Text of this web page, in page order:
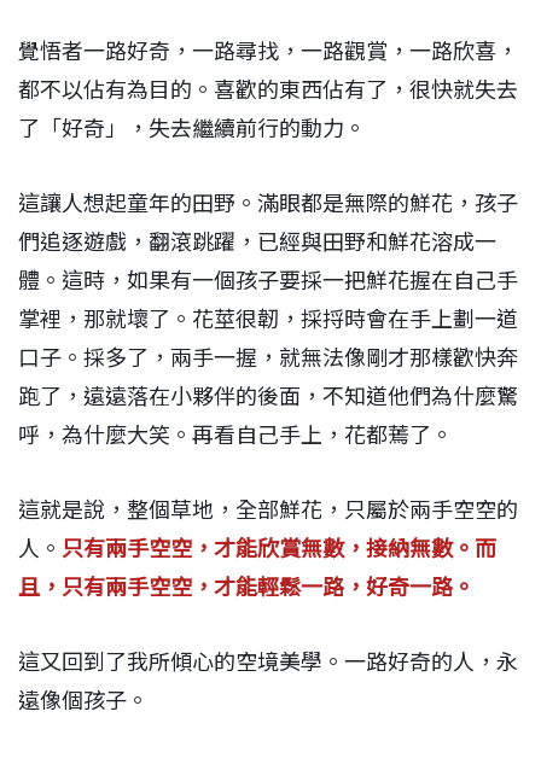
覺悟者一路好奇，一路尋找，一路觀賞，一路欣喜，
都不以佔有為目的。喜歡的東西佔有了，很快就失去
了「好奇」，失去繼續前行的動力。
這讓人想起童年的田野。滿眼都是無際的鮮花，孩子
們追逐遊戲，翻滾跳躍，已經與田野和鮮花溶成一
體。這時，如果有一個孩子要採一把鮮花握在自己手
掌裡，那就壞了。花莖很韌，採捋時會在手上劃一道
口子。採多了，兩手一握，就無法像剛才那樣歡快奔
跑了，遠遠落在小夥伴的後面，不知道他們為什麼驚
呼，為什麼大笑。再看自己手上，花都蔫了。
這就是說，整個草地，全部鮮花，只屬於兩手空空的
人。 只有兩手空空，才能欣賞無數，接納無數。而
且，只有兩手空空，才能輕鬆一路，好奇一路。
這又回到了我所傾心的空境美學。一路好奇的人，永
遠像個孩子。